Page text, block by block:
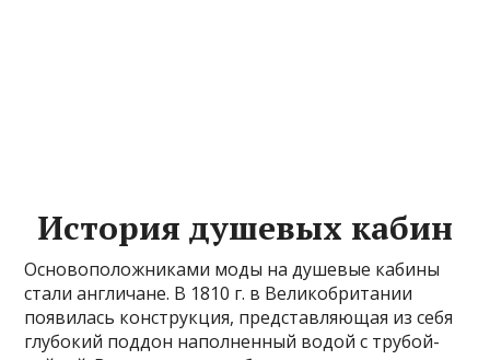
История душевых кабин
Основоположниками моды на душевые кабины
стали англичане. В 1810 г. в Великобритании
появилась конструкция, представляющая из себя
глубокий поддон наполненный водой с трубой-